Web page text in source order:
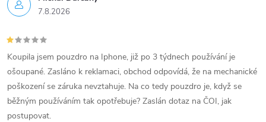
7.8.2026
Koupila jsem pouzdro na Iphone, již po 3 týdnech používání je
ošoupané. Zasláno k reklamaci, obchod odpovídá, že na mechanické
poškození se záruka nevztahuje. Na co tedy pouzdro je, když se
běžným používáním tak opotřebuje? Zaslán dotaz na ČOI, jak
postupovat.